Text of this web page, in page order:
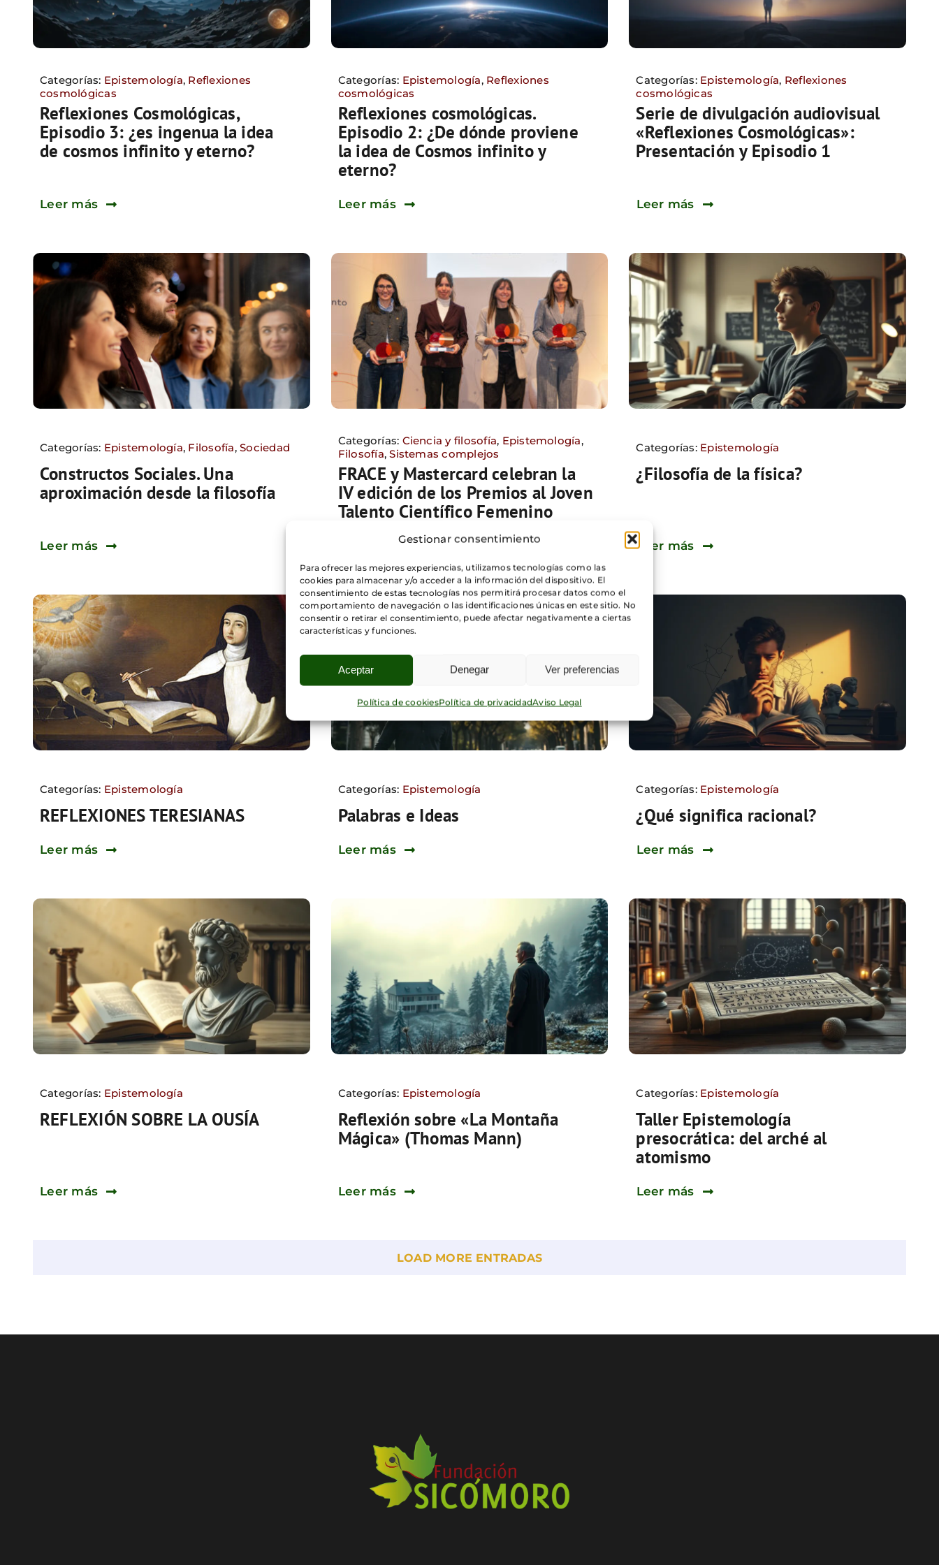
Gestionar consentimiento
Para ofrecer las mejores experiencias, utilizamos tecnologías como las
cookies para almacenar y/o acceder a la información del dispositivo. El
consentimiento de estas tecnologías nos permitirá procesar datos como el
comportamiento de navegación o las identificaciones únicas en este sitio. No
consentir o retirar el consentimiento, puede afectar negativamente a ciertas
características y funciones.
Aceptar Denegar Ver preferencias
Política de cookiesPolítica de privacidadAviso Legal
Categorías: Epistemología, Reflexiones
cosmológicas
Reflexiones Cosmológicas,
Episodio 3: ¿es ingenua la idea
de cosmos infinito y eterno?
Leer más
Categorías: Epistemología, Reflexiones
cosmológicas
Reflexiones cosmológicas.
Episodio 2: ¿De dónde proviene
la idea de Cosmos infinito y
eterno?
Leer más
Categorías: Epistemología, Reflexiones
cosmológicas
Serie de divulgación audiovisual
«Reflexiones Cosmológicas»:
Presentación y Episodio 1
Leer más
Categorías: Epistemología, Filosofía,Sociedad
Constructos Sociales. Una
aproximación desde la filosofía
Leer más
Categorías: Ciencia y filosofía, Epistemología,
Filosofía,Sistemas complejos
FRACE y Mastercard celebran la
IV edición de los Premios al Joven
Talento Científico Femenino
Categorías: Epistemología
¿Filosofía de la física?
Leer más
Categorías: Epistemología
REFLEXIONES TERESIANAS
Leer más
Categorías: Epistemología
Palabras e Ideas
Leer más
Categorías: Epistemología
¿Qué significa racional?
Leer más
Categorías: Epistemología
REFLEXIÓN SOBRE LA OUSÍA
Leer más
Categorías: Epistemología
Reflexión sobre «La Montaña
Mágica» (Thomas Mann)
Leer más
Categorías: Epistemología
Taller Epistemología
presocrática: del arché al
atomismo
Leer más
LOAD MORE ENTRADAS